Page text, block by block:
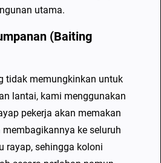
utama.
(Baiting
tidak memungkinkan untuk
lantai, kami menggunakan
pekerja akan memakan
ke seluruh
rayap, sehingga koloni